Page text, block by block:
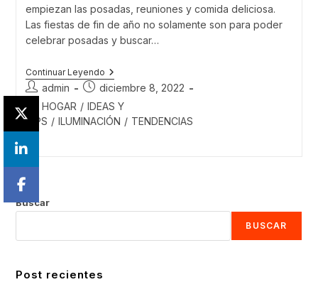
empiezan las posadas, reuniones y comida deliciosa.
Las fiestas de fin de año no solamente son para poder
celebrar posadas y buscar…
Continuar LeyendoEspacios
Iluminados
Y
Automatización
Del
Hogar
Autor
la
entrada:
admin
Publicación
de
la
diciembre 8, 2022
Categoría
de
la
entrada:
HOGAR / IDEAS Y
TIPS / ILUMINACIÓN / TENDENCIAS
Buscar
BUSCAR
Post recientes